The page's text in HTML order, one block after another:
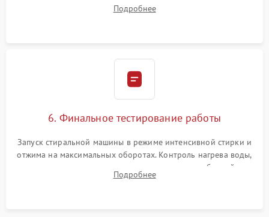
герметиком для предотвращения возможных протечек воды.
Подробнее
6. Финальное тестирование работы
Запуск стиральной машины в режиме интенсивной стирки и
отжима на максимальных оборотах. Контроль нагрева воды,
корректности слива, отсутствия излишних вибраций,
посторонних стуков и протечек под корпусом.
Подробнее